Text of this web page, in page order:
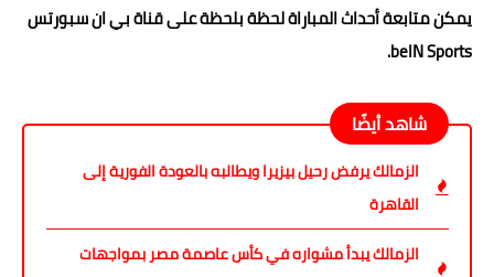
يمكن متابعة أحداث المباراة لحظة بلحظة على قناة بي ان سبورتس
beIN Sports.
شاهد أيضًا
الزمالك يرفض رحيل بيزيرا ويطالبه بالعودة الفورية إلى
القاهرة
الزمالك يبدأ مشواره في كأس عاصمة مصر بمواجهات